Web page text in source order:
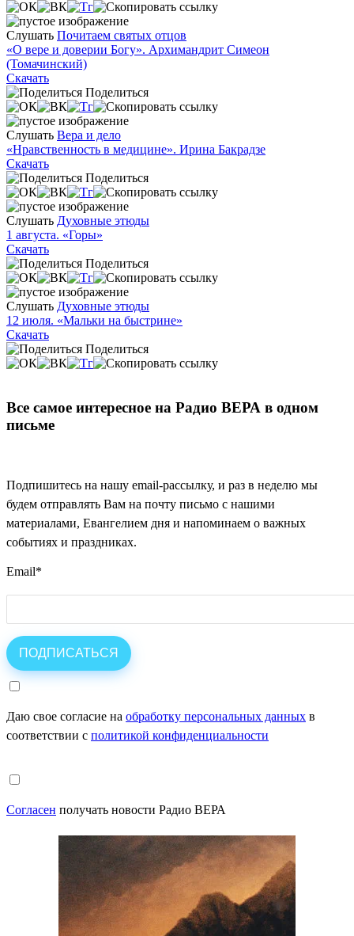
Слушать Почитаем святых отцов
«О вере и доверии Богу». Архимандрит Симеон
(Томачинский)
Скачать
Поделиться
Слушать Вера и дело
«Нравственность в медицине». Ирина Бакрадзе
Скачать
Поделиться
Слушать Духовные этюды
1 августа. «Горы»
Скачать
Поделиться
Слушать Духовные этюды
12 июля. «Мальки на быстрине»
Скачать
Поделиться
Все самое интересное на Радио ВЕРА в одном
письме
Подпишитесь на нашу email-рассылку, и раз в неделю мы
будем отправлять Вам на почту письмо с нашими
материалами, Евангелием дня и напоминаем о важных
событиях и праздниках.
Email*
Даю свое согласие на обработку персональных данных в
соответствии с политикой конфиденциальности
Согласен получать новости Радио ВЕРА